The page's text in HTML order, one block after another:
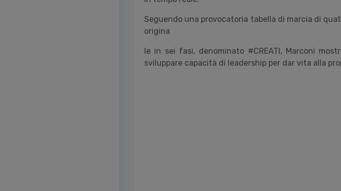
Seguendo una provocatoria tabella di marcia di
origina
le in sei fasi, denominato #CREATI, Marconi
sviluppare capacità di leadership per dar vita alla